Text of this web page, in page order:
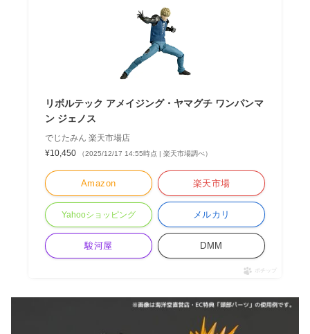
リボルテック アメイジング・ヤマグチ ワンパンマ
ン ジェノス
でじたみん 楽天市場店
¥10,450
（2025/12/17 14:55時点 | 楽天市場調べ）
Amazon 楽天市場
Yahooショッピング メルカリ
駿河屋 DMM
ポチップ